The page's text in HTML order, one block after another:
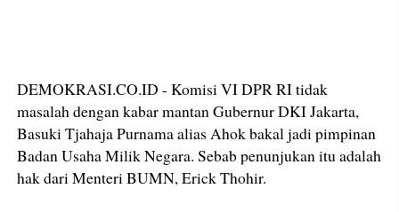
DEMOKRASI.CO.ID - Komisi VI DPR RI tidak
masalah dengan kabar mantan Gubernur DKI Jakarta,
Basuki Tjahaja Purnama alias Ahok bakal jadi pimpinan
Badan Usaha Milik Negara. Sebab penunjukan itu adalah
hak dari Menteri BUMN, Erick Thohir.